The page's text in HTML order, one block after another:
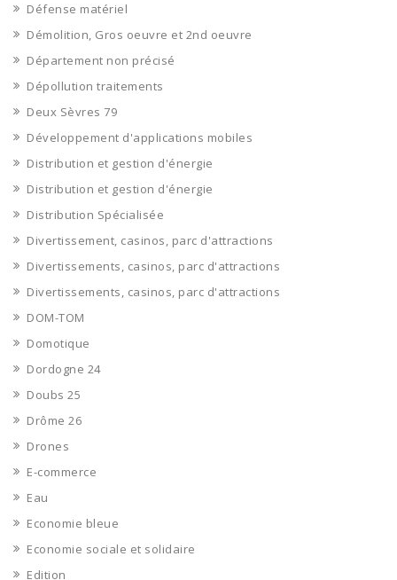
Défense matériel
Démolition, Gros oeuvre et 2nd oeuvre
Département non précisé
Dépollution traitements
Deux Sèvres 79
Développement d'applications mobiles
Distribution et gestion d'énergie
Distribution et gestion d'énergie
Distribution Spécialisée
Divertissement, casinos, parc d'attractions
Divertissements, casinos, parc d'attractions
Divertissements, casinos, parc d'attractions
DOM-TOM
Domotique
Dordogne 24
Doubs 25
Drôme 26
Drones
E-commerce
Eau
Economie bleue
Economie sociale et solidaire
Edition